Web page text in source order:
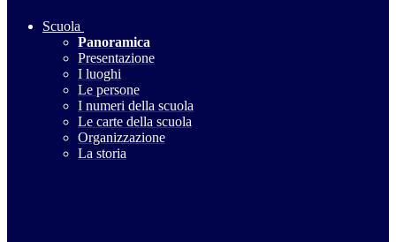
Scuola
Panoramica
Presentazione
I luoghi
Le persone
I numeri della scuola
Le carte della scuola
Organizzazione
La storia